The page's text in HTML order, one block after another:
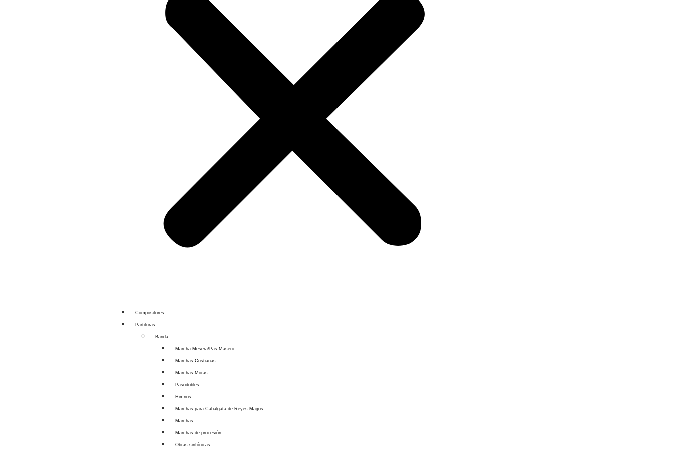
Compositores
Partituras
Banda
Marcha Mesera/Pas Masero
Marchas Cristianas
Marchas Moras
Pasodobles
Himnos
Marchas para Cabalgata de Reyes Magos
Marchas
Marchas de procesión
Obras sinfónicas